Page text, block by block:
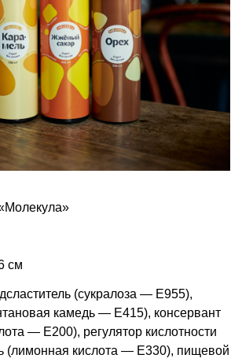
см
(сукралоза — Е955),
камедь — Е415), консервант
— Е200), регулятор кислотности
(лимонная кислота — Е330), пищевой